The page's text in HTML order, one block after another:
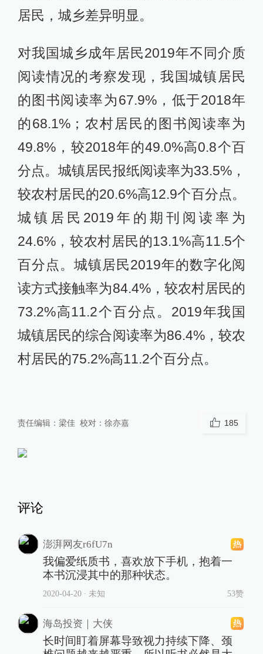
居民，城乡差异明显。
对我国城乡成年居民2019年不同介质
阅读情况的考察发现，我国城镇居民
的图书阅读率为67.9%，低于2018年
的68.1%；农村居民的图书阅读率为
49.8%，较2018年的49.0%高0.8个百
分点。城镇居民报纸阅读率为33.5%，
较农村居民的20.6%高12.9个百分点。
城镇居民2019年的期刊阅读率为
24.6%，较农村居民的13.1%高11.5个
百分点。城镇居民2019年的数字化阅
读方式接触率为84.4%，较农村居民的
73.2%高11.2个百分点。2019年我国
城镇居民的综合阅读率为86.4%，较农
村居民的75.2%高11.2个百分点。
责任编辑： 梁佳 校对： 徐亦嘉 185
评论
澎湃网友r6fU7n
我偏爱纸质书，喜欢放下手机，抱着一
本书沉浸其中的那种状态。
2020-04-20∙ 未知 53赞
海岛投资｜大侠
长时间盯着屏幕导致视力持续下降、颈